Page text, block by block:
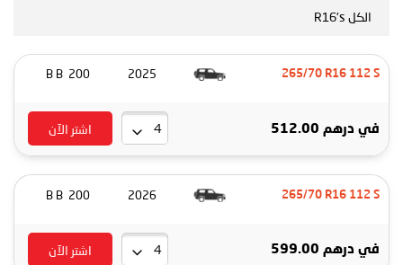
الكل R16's
265/70 R16 112 S
2025
200 B B
في درهم 512.00 اشتر الآن
265/70 R16 112 S
2026
200 B B
في درهم 599.00 اشتر الآن